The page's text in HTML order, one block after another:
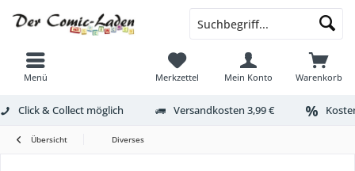
Menü Warenkorb
Merkzettel Mein Konto
Click & Collect möglich Versandkosten 3,99 €
Übersicht Diverses